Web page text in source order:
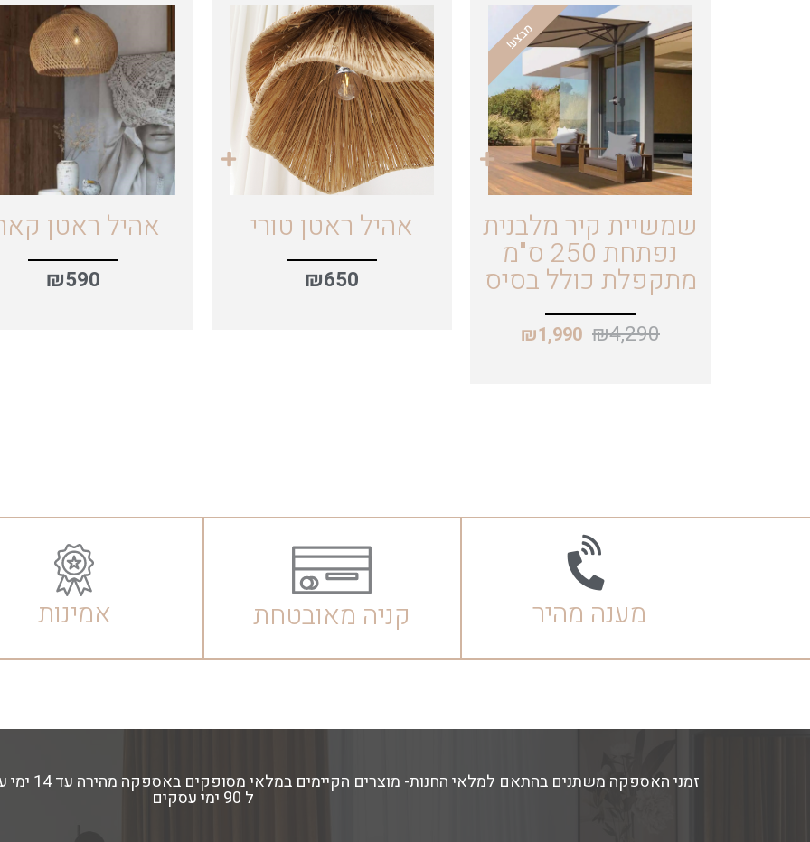
מבצע!
שמשיית קיר מלבנית
נפתחת 250 ס"מ
מתקפלת כולל בסיס
₪4,290
₪1,990
אהיל ראטן טורי
₪650
אהיל ראטן
₪590
מענה מהיר קניה מאובטחת אמינות
ל 90 ימי עסקים